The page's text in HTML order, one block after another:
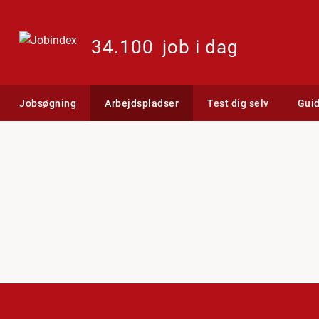
34.100 job i dag
Jobsøgning Arbejdspladser Test dig selv